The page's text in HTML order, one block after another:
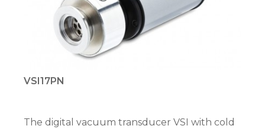
VSI17PN
The digital vacuum transducer VSI with cold